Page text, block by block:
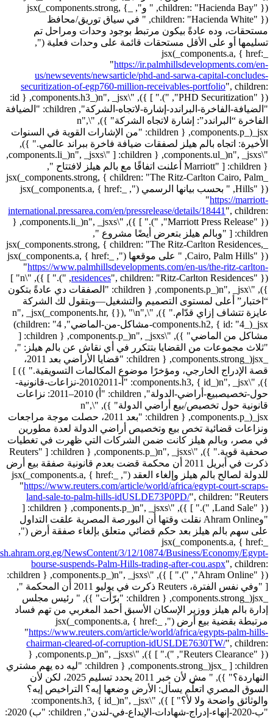
children: "Hacienda Bay" }), " و", _jsx(_components.strong, {
children: "Hacienda White" }), " في سياق توريق/محافظ
مستحقات، وده عادةً بيكون مرتبط بوجود وحدات ومراحل تم
تسليمها أو على الأقل مستحقات قائمة على وحدات فعلية (",
_jsx(_components.a, { href:
"https://ir.palmhillsdevelopments.com/en-
us/newsevents/newsarticle/phd-and-sarwa-capital-concludes-
securitization-of-egp760-million-receivables-portfolio", children:
"PHD Securitization" }), ")." ] }), "\n", _jsx(_components.h3, { id:
"الضيافة-الفاخرة-البراندد-إشارة-لاتجاه-الشركة", children: "الضيافة
الفاخرة “البراندد”: إشارة لاتجاه الشركة" }), "\n",
_jsx(_components.p, { children: "من الإشارات القوية في السنوات
الأخيرة: اتجاه بالم هيلز لصفقات ضيافة فاخرة ببراند عالمي." }),
"\n", _jsxs(_components.ul, { children: [ "\n", _jsxs(_components.li,
{ children: [ "Marriott أعلنت اتفاقًا مع بالم هيلز لافتتاح ",
_jsx(_components.strong, { children: "The Ritz-Carlton Cairo, Palm
Hills" }), " بحسب بيانها الرسمي (", _jsx(_components.a, { href:
"https://marriott-
international.pressarea.com/en/pressrelease/details/18441 ", children:
"Marriott Press Release" }), ")." ] }), "\n", _jsxs(_components.li, {
children: [ "وبالم هيلز بتعرض أيضًا مشروع ",
_jsx(_components.strong, { children: "The Ritz-Carlton Residences,
Cairo, Palm Hills" }), " على موقعها (", _jsx(_components.a, { href:
"https://www.palmhillsdevelopments.com/en-us/the-ritz-carlton-
residences",
children: "Ritz-Carlton Residences" }), ")." ] }), "\n" ]
}), "\n", _jsx(_components.p, { children: "الصفقات دي عادةً بتكون
“اختبار” أعلى لمستوى التصميم والتشغيل—وبتقول لك الشركة
عايزة تتشاف إزاي قدّام." }), "\n", _jsx(_components.hr, {}), "\n",
_jsx(_components.h2, { id: "4-مشاكل-من-الماضي", children: "4)
مشاكل من الماضي" }), "\n", _jsxs(_components.p, { children: [
"ثلاث مجموعات من القضايا بتتكرر في أي نقاش عن بالم هيلز: ",
_jsx(_components.strong, { children: "قضايا الأراضي بعد 2011،
قصة الإدراج الخارجي، ومؤخرًا موضوع المكالمات التسويقية." }) ]
}), "\n", _jsx(_components.h3, { id: "أ-20102011-نزاعات-قانونية-
حول-تخصيصبيع-أراضي-الدولة", children: "أ) 2010–2011: نزاعات
قانونية حول تخصيص/بيع أراضي الدولة" }), "\n",
_jsx(_components.p, { children: "بعد 2011، حصلت موجة مراجعات
ونزاعات قضائية تخص بيع وتخصيص أراضي الدولة لعدة مطورين
في مصر، وبالم هيلز كانت ضمن الشركات التي ظهرت في تغطيات
صحفية قوية." }), "\n", _jsxs(_components.p, { children: [ "Reuters
ذكرت في أبريل 2011 أن محكمة قضت بعدم قانونية صفقة بيع أرض
للدولة لصالح بالم هيلز وإلغاء العقد (", _jsx(_components.a, { href:
"https://www.reuters.com/article/world/africa/egypt-court-scraps-
land-sale-to-palm-hills-idUSLDE73P0PD/", children: "Reuters
Land Sale" }), ")." ] }), "\n", _jsxs(_components.p, { children: [
"وAhram Online نقلت وقتها أن البورصة المصرية علقت التداول
على سهم بالم هيلز بعد حكم قضائي متعلق بإلغاء صفقة أرض (",
_jsx(_components.a, { href:
NewsContent/3/12/10874/Business/Economy/Egypt-
bourse-suspends-Palm-Hills-trading-after-cou.aspx", children:
"Ahram Online" }), ")." ] }), "\n", _jsxs(_components.p, { children:
[ "وفي نفس الفترة، Reuters ذكرت في يوليو 2011 أن المحكمة ",
_jsx(_components.strong, { children: "برّأت" }), " رئيس مجلس
إدارة بالم هيلز ووزير الإسكان الأسبق أحمد المغربي من تهم فساد
مرتبطة بقضية بيع أرض (", _jsx(_components.a, { href:
"https://www.reuters.com/article/world/africa/egypts-palm-hills-
chairman-cleared-of-corruption-idUSLDE7630TW/", children:
"Reuters Clearance" }), ")." ] }), "\n", _jsxs(_components.p, {
children: [ _jsx(_components.strong, { children: "ليه ده يهم مشتري
النهاردة؟" }), " مش لأن خبر 2011 يحدد تسليم 2025، لكن لأن
السوق المصري اتعلّم يسأل: الأرض وضعها إيه؟ التراخيص إيه؟
والوثائق واضحة ولا لأ؟" ] }), "\n", _jsx(_components.h3, { id:
"ب-2020-إنهاء-إدراج-شهادات-الإيداع-في-لندن", children: "ب) 2020: